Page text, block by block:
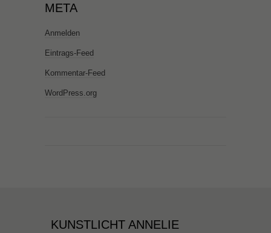
META
Anmelden
Eintrags-Feed
Kommentar-Feed
WordPress.org
KUNSTLICHT ANNELIE